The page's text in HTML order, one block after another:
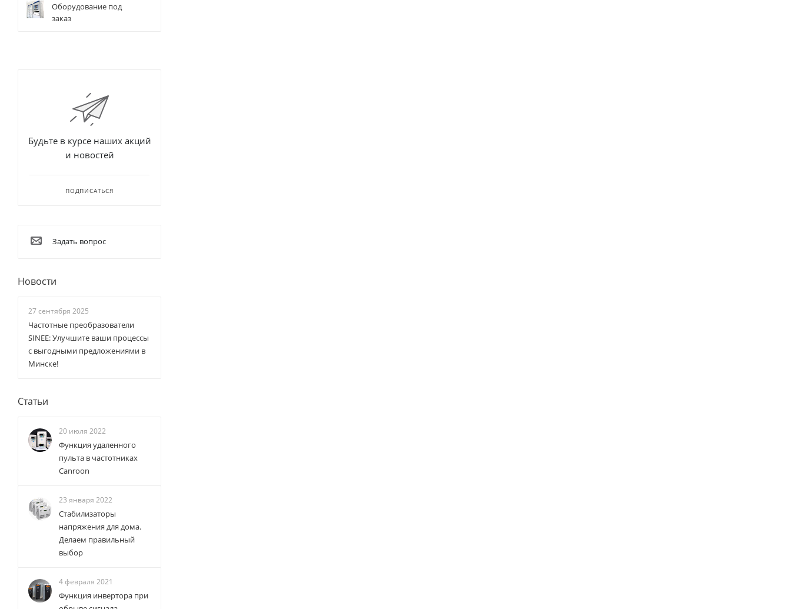
Оборудование под
заказ
Будьте в курсе наших акций
и новостей
ПОДПИСАТЬСЯ
Задать вопрос
Новости
27 сентября 2025
Частотные преобразователи
SINEE: Улучшите ваши процессы
с выгодными предложениями в
Минске!
Статьи
20 июля 2022
Функция удаленного
пульта в частотниках
Canroon
23 января 2022
Стабилизаторы
напряжения для дома.
Делаем правильный
выбор
4 февраля 2021
Функция инвертора при